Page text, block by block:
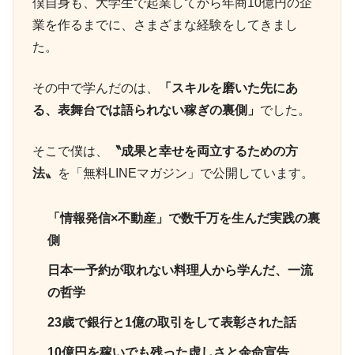
業を作るまでに、さまざまな経験をしてきまし
た。
その中で学んだのは、
「スキルを磨いた先にあ
る、表舞台では語られない稼ぎの裏側」 でした。
そこで僕は、
〝成果と幸せを両立するための方
法〟
を「無料LINEマガジン」で公開しています。
「情報発信×不動産」で数千万を生んだ実践の裏
側
日本一予約が取れない料理人から学んだ、一流
の哲学
23歳で銀行と1億の取引をして表彰された話
10億円を稼いでも残った虚しさと余命宣告